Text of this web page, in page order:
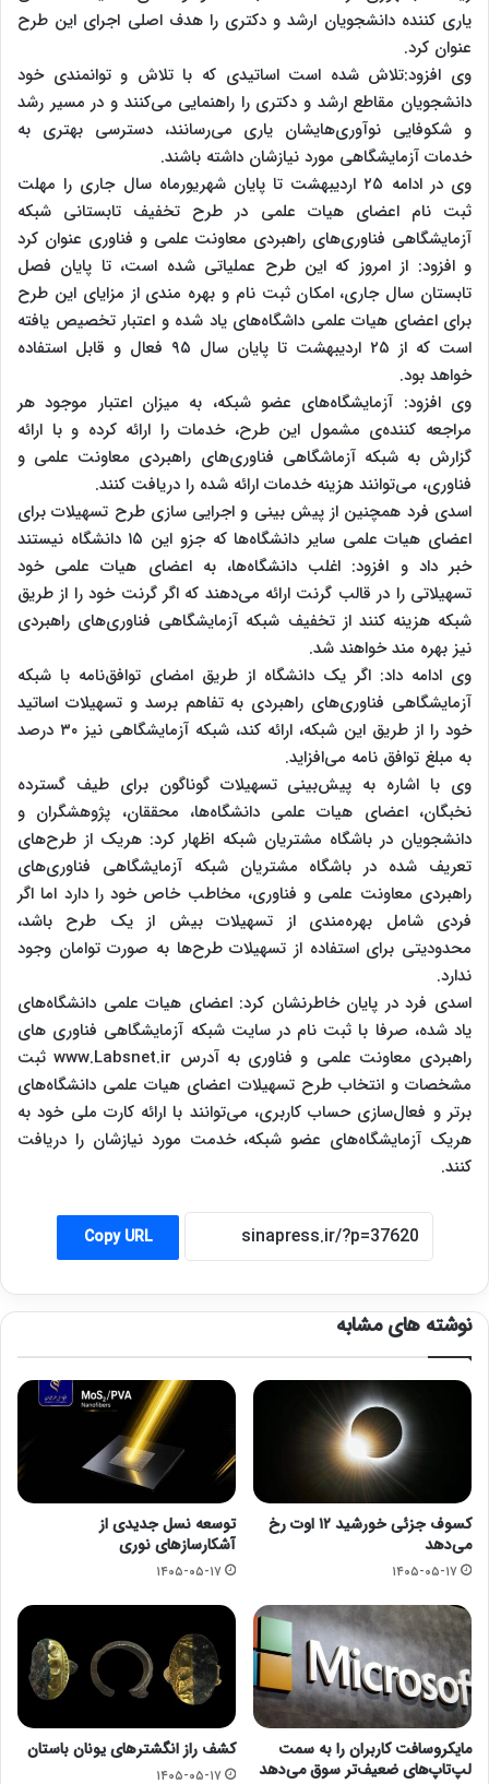
یاری کننده دانشجویان ارشد و دکتری را هدف اصلی اجرای این طرح
عنوان کرد.
وی افزود:تلاش شده است اساتیدی که با تلاش و توانمندی خود
دانشجویان مقاطع ارشد و دکتری را راهنمایی می‌کنند و در مسیر رشد
و شکوفایی نوآوری‌هایشان یاری می‌رسانند، دسترسی بهتری به
خدمات آزمایشگاهی مورد نیازشان داشته باشند.
وی در ادامه ۲۵ اردیبهشت تا پایان شهریورماه سال جاری را مهلت
ثبت نام اعضای هیات علمی در طرح تخفیف تابستانی شبکه
آزمایشگاهی فناوری‌های راهبردی معاونت علمی و فناوری عنوان کرد
و افزود: از امروز که این طرح عملیاتی شده است، تا پایان فصل
تابستان سال جاری، امکان ثبت نام و بهره مندی از مزایای این طرح
برای اعضای هیات علمی داشگاه‌های یاد شده و اعتبار تخصیص یافته
است که از ۲۵ اردیبهشت تا پایان سال ۹۵ فعال و قابل استفاده
خواهد بود.
وی افزود: آزمایشگاه‌های عضو شبکه، به میزان اعتبار موجود هر
مراجعه کننده‌ی مشمول این طرح، خدمات را ارائه کرده و با ارائه
گزارش به شبکه آزماشگاهی فناوری‌های راهبردی معاونت علمی و
فناوری، می‌توانند هزینه خدمات ارائه شده را دریافت کنند.
اسدی فرد همچنین از پیش بینی و اجرایی سازی طرح تسهیلات برای
اعضای هیات علمی سایر دانشگاه‌ها که جزو این ۱۵ دانشگاه نیستند
خبر داد و افزود: اغلب دانشگاه‌ها، به اعضای هیات علمی خود
تسهیلاتی را در قالب گرنت ارائه می‌دهند که اگر گرنت خود را از طریق
شبکه هزینه کنند از تخفیف شبکه آزمایشگاهی فناوری‌های راهبردی
نیز بهره مند خواهند شد.
وی ادامه داد: اگر یک دانشگاه از طریق امضای توافق‌نامه با شبکه
آزمایشگاهی فناوری‌های راهبردی به تفاهم برسد و تسهیلات اساتید
خود را از طریق این شبکه، ارائه کند، شبکه آزمایشگاهی نیز ۳۰ درصد
به مبلغ توافق نامه می‌افزاید.
وی با اشاره به پیش‌بینی تسهیلات گوناگون برای طیف گسترده
نخبگان، اعضای هیات علمی دانشگاه‌ها، محققان، پژوهشگران و
دانشجویان در باشگاه مشتریان شبکه اظهار کرد: هریک از طرح‌های
تعریف شده در باشگاه مشتریان شبکه آزمایشگاهی فناوری‌های
راهبردی معاونت علمی و فناوری، مخاطب خاص خود را دارد اما اگر
فردی شامل بهره‌مندی از تسهیلات بیش از یک طرح باشد،
محدودیتی برای استفاده از تسهیلات طرح‌ها به صورت توامان وجود
ندارد.
اسدی فرد در پایان خاطرنشان کرد: اعضای هیات علمی دانشگاه‌های
یاد شده، صرفا با ثبت نام در سایت شبکه آزمایشگاهی فناوری ‌های
راهبردی معاونت علمی و فناوری به آدرس www.Labsnet.ir ثبت
مشخصات و انتخاب طرح تسهیلات اعضای هیات علمی دانشگاه‌های
برتر و فعال‌سازی حساب کاربری، می‌توانند با ارائه کارت ملی خود به
هریک آزمایشگاه‌های عضو شبکه، خدمت مورد نیازشان را دریافت
کنند.
Copy URL
نوشته های مشابه
کسوف جزئی خورشید ۱۲ اوت رخ
می‌دهد
۱۴۰۵-۰۵-۱۷
توسعه نسل جدیدی از
آشکارسازهای نوری
۱۴۰۵-۰۵-۱۷
مایکروسافت کاربران را به سمت
لپ‌تاپ‌های ضعیف‌تر سوق می‌دهد
کشف راز انگشترهای یونان باستان
۱۴۰۵-۰۵-۱۷